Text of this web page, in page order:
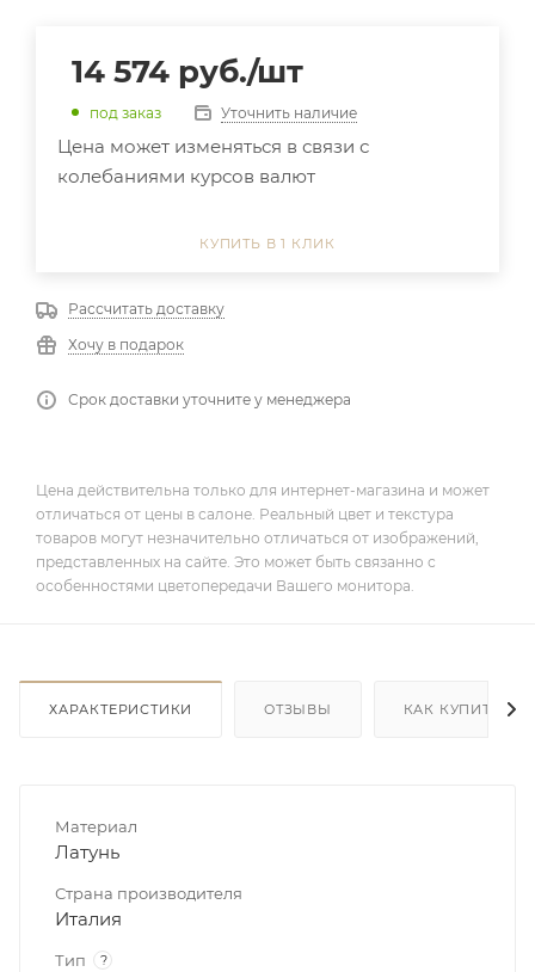
14 574 руб./шт
под заказ Уточнить наличие
Цена может изменяться в связи с
колебаниями курсов валют
КУПИТЬ В 1 КЛИК
Рассчитать доставку
Хочу в подарок
Срок доставки уточните у менеджера
Цена действительна только для интернет-магазина и может
отличаться от цены в салоне. Реальный цвет и текстура
товаров могут незначительно отличаться от изображений,
представленных на сайте. Это может быть связанно с
особенностями цветопередачи Вашего монитора.
ХАРАКТЕРИСТИКИ ОТЗЫВЫ КАК КУПИТЬ
Материал
Латунь
Страна производителя
Италия
Тип ?